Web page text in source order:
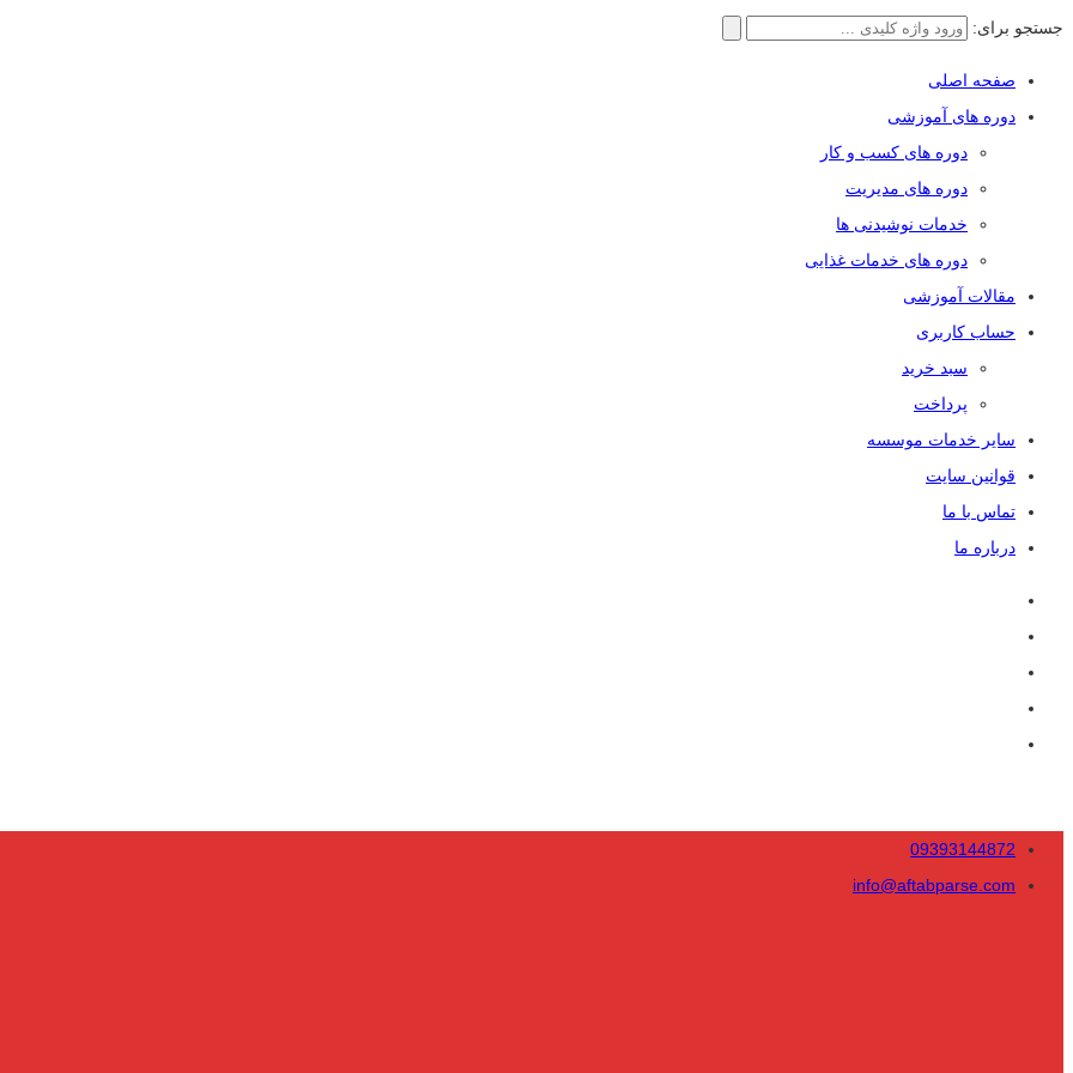
جستجو برای:
صفحه اصلی
دوره های آموزشی
دوره های کسب و کار
دوره های مدیریت
خدمات نوشیدنی ها
دوره های خدمات غذایی
مقالات آموزشی
حساب کاربری
سبد خرید
پرداخت
سایر خدمات موسسه
قوانین سایت
تماس با ما
درباره ما
09393144872
info@aftabparse.com